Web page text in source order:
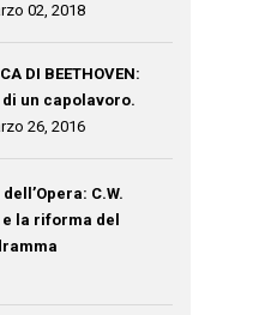
02, 2018
DI BEETHOVEN:
un capolavoro.
26, 2016
C.W.
la riforma del